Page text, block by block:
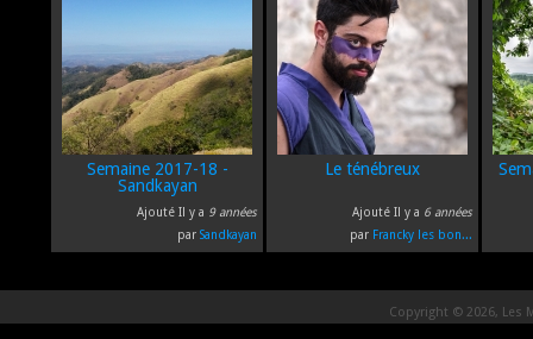
Semaine 2017-18 -
Sandkayan
Ajouté Il y a 9 années
par Sandkayan
Le ténébreux
Ajouté Il y a 6 années
par Francky les bon...
Copyright © 2026, Les